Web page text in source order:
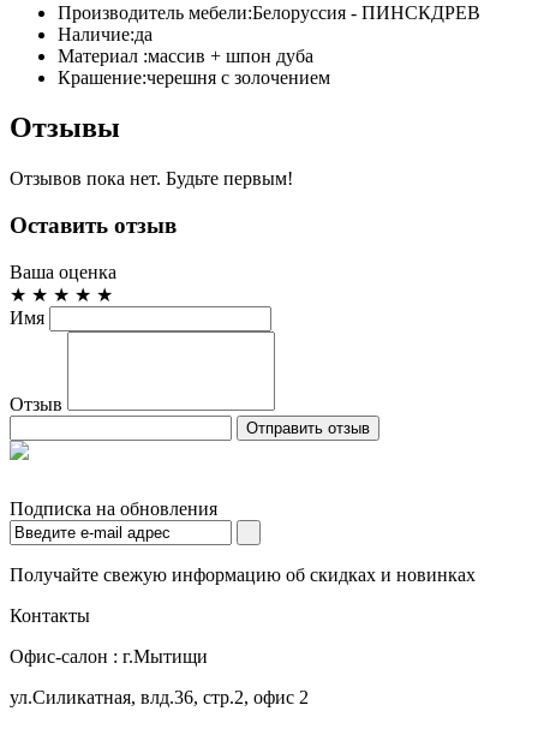
Производитель мебели:Белоруссия - ПИНСКДРЕВ
Наличие:да
Материал :массив + шпон дуба
Крашение:черешня с золочением
Отзывы
Отзывов пока нет. Будьте первым!
Оставить отзыв
Ваша оценка
★ ★ ★ ★ ★
Имя
Отзыв
Отправить отзыв
Подписка на обновления
Получайте свежую информацию об скидках и новинках
Контакты
Офис-салон : г.Мытищи
ул.Силикатная, влд.36, стр.2, офис 2